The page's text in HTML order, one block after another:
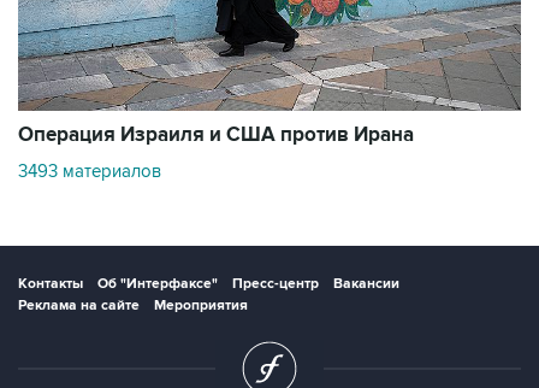
Операция Израиля и США против Ирана
3493 материалов
Контакты Об "Интерфаксе" Пресс-центр
Вакансии
Реклама на сайте
Мероприятия